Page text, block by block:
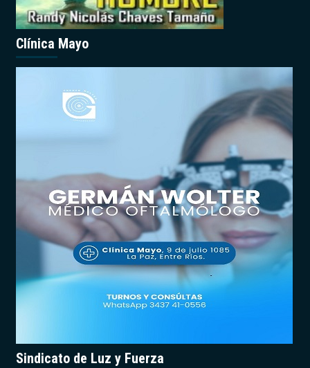
Clínica Mayo
Sindicato de Luz y Fuerza